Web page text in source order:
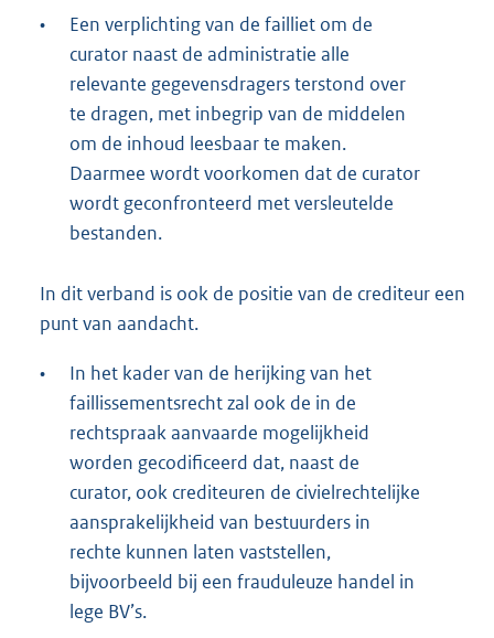
•
Een verplichting van de failliet om de
curator naast de administratie alle
relevante gegevensdragers terstond over
te dragen, met inbegrip van de middelen
om de inhoud leesbaar te maken.
Daarmee wordt voorkomen dat de curator
wordt geconfronteerd met versleutelde
bestanden.
In dit verband is ook de positie van de crediteur een
punt van aandacht.
•
In het kader van de herijking van het
faillissementsrecht zal ook de in de
rechtspraak aanvaarde mogelijkheid
worden gecodificeerd dat, naast de
curator, ook crediteuren de civielrechtelijke
aansprakelijkheid van bestuurders in
rechte kunnen laten vaststellen,
bijvoorbeeld bij een frauduleuze handel in
lege BV’s.